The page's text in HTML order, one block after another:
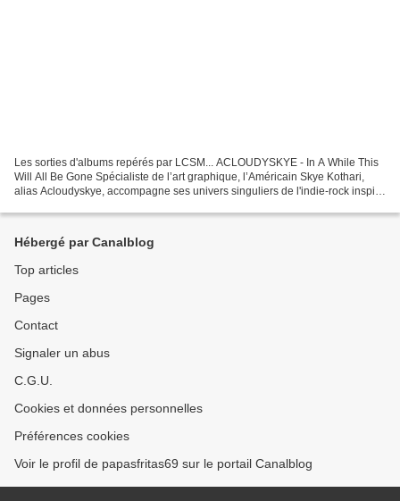
Les sorties d'albums repérés par LCSM... ACLOUDYSKYE - In A While This
Will All Be Gone Spécialiste de l’art graphique, l’Américain Skye Kothari,
alias Acloudyskye, accompagne ses univers singuliers de l'indie-rock inspiré
Hébergé par Canalblog
Top articles
Pages
Contact
Signaler un abus
C.G.U.
Cookies et données personnelles
Préférences cookies
Voir le profil de papasfritas69 sur le portail Canalblog